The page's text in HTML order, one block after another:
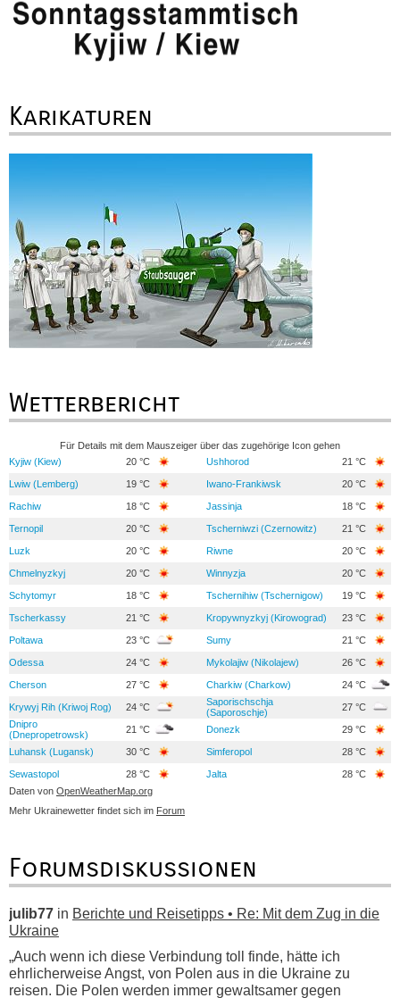
Karikaturen
Wetterbericht
Für Details mit dem Mauszeiger über das zugehörige Icon gehen
Kyjiw (Kiew)
20 °C Ushhorod 21 °C
Lwiw (Lemberg) 19 °C Iwano-Frankiwsk 20 °C
Rachiw 18 °C Jassinja 18 °C
Ternopil 20 °C Tscherniwzi (Czernowitz) 21 °C
Luzk 20 °C Riwne 20 °C
Chmelnyzkyj 20 °C Winnyzja 20 °C
Schytomyr 18 °C Tschernihiw (Tschernigow) 19 °C
Tscherkassy 21 °C Kropywnyzkyj (Kirowograd) 23 °C
Poltawa 23 °C Sumy 21 °C
Odessa 24 °C Mykolajiw (Nikolajew) 26 °C
Cherson 27 °C Charkiw (Charkow) 24 °C
Krywyj Rih (Kriwoj Rog) 24 °C
Saporischschja
(Saporoschje)
27 °C
Dnipro
(Dnepropetrowsk)
21 °C Donezk 29 °C
Luhansk (Lugansk) 30 °C Simferopol 28 °C
Sewastopol 28 °C Jalta
28 °C
Daten von OpenWeatherMap.org
Mehr Ukrainewetter findet sich im Forum
Forumsdiskussionen
julib77 in Berichte und Reisetipps • Re: Mit dem Zug in die
Ukraine
„Auch wenn ich diese Verbindung toll finde, hätte ich
ehrlicherweise Angst, von Polen aus in die Ukraine zu
reisen. Die Polen werden immer gewaltsamer gegen